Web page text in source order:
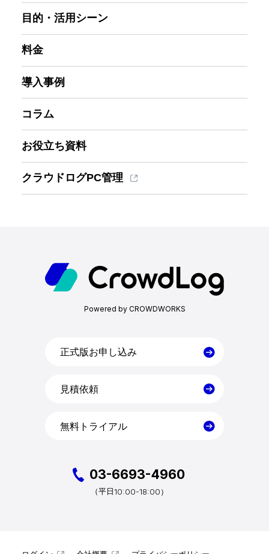
機能一覧
目的・活用シーン
料金
導入事例
コラム
お役立ち資料
目的・活用シーン
料金
導入事例
コラム
お役立ち資料
クラウドログPC管理
Powered by CROWDWORKS
正式版お申し込み
見積依頼
無料トライアル
03-6693-4960
（平日10:00-18:00）